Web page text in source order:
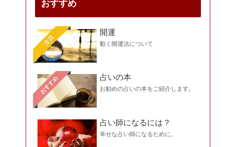
おすすめ
注目
開運
動く開運法について
おすすめ 占いの本
お勧めの占いの本をご紹介します。
占い師になるには？
幸せな占い師になるために。